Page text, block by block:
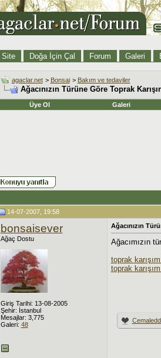
Site Doğa İçin Çal Forum Galeri
agaclar.net > Bonsai > Bakım ve tedaviler
Ağacınızın Türüne Göre Toprak
Üye Ol Galeri
14-07-2007, 19:58
bonsaisever
Ağaç Dostu
Giriş Tarihi: 13-08-2005
Şehir: İstanbul
Mesajlar: 3,775
Galeri: 48
Ağacınızın
Ağacımızın
toprak
toprak